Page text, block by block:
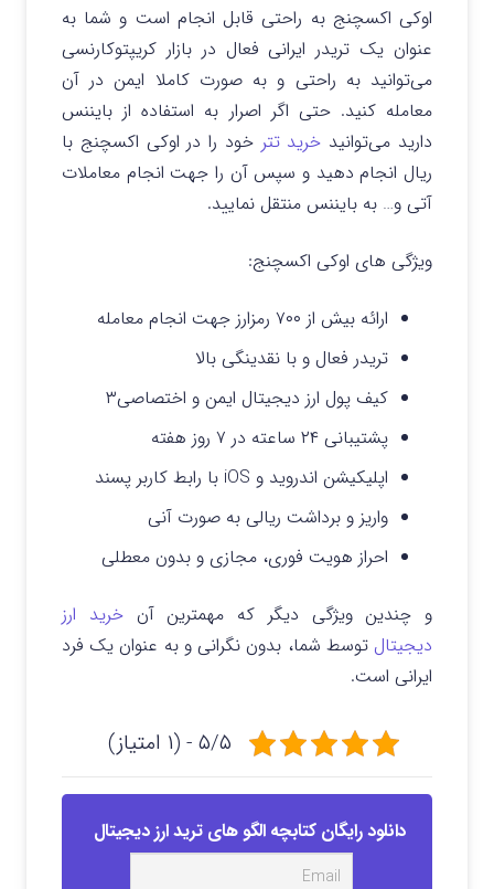
اوکی اکسچنج به راحتی قابل انجام است و شما به
عنوان یک تریدر ایرانی فعال در بازار کریپتوکارنسی
می‌توانید به راحتی و به صورت کاملا ایمن در آن
معامله کنید. حتی اگر اصرار به استفاده از بایننس
دارید می‌توانید خرید تتر خود را در اوکی اکسچنج با
ریال انجام دهید و سپس آن را جهت انجام معاملات
آتی و… به بایننس منتقل نمایید.
ویژگی های اوکی اکسچنج:
ارائه بیش از ۷۰۰ رمزارز جهت انجام معامله
تریدر فعال و با نقدینگی بالا
کیف پول ارز دیجیتال ایمن و اختصاصی۳
پشتیبانی ۲۴ ساعته در ۷ روز هفته
اپلیکیشن اندروید و iOS با رابط کاربر پسند
واریز و برداشت ریالی به صورت آنی
احراز هویت فوری، مجازی و بدون معطلی
و چندین ویژگی دیگر که مهمترین آنخرید ارز
دیجیتال توسط شما، بدون نگرانی و به عنوان یک فرد
ایرانی است.
۵/۵ - (۱ امتیاز)
دانلود رایگان کتابچه الگو های ترید ارز دیجیتال